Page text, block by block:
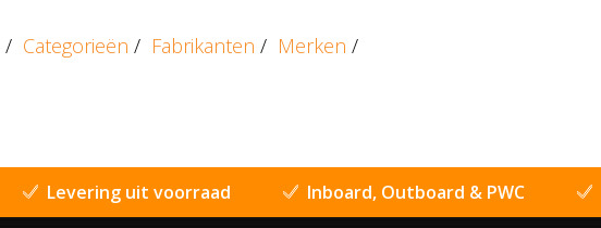
/ Categorieën / Fabrikanten / Merken /
Levering uit voorraad Inboard, Outboard & PWC